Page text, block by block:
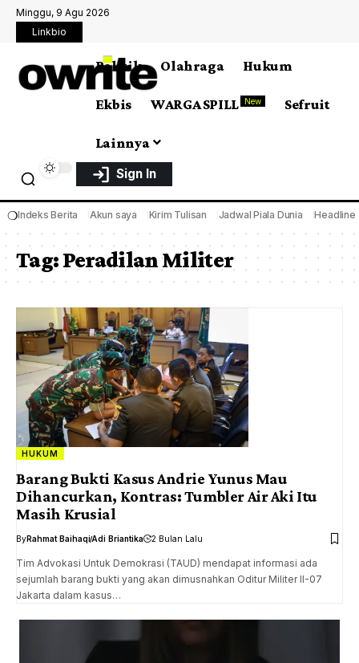
Minggu, 9 Agu 2026
Linkbio
Politik Olahraga Hukum
Ekbis WARGA SPILL New Sefruit
Lainnya
Sign In
❍Indeks Berita Akun saya Kirim Tulisan Jadwal Piala Dunia Headline
Tag:Peradilan Militer
HUKUM
Barang Bukti Kasus Andrie Yunus Mau
Dihancurkan, Kontras: Tumbler Air Aki Itu
Masih Krusial
ByRahmat BaihaqiAdi Briantika 2 Bulan Lalu
Tim Advokasi Untuk Demokrasi (TAUD) mendapat informasi ada
sejumlah barang bukti yang akan dimusnahkan Oditur Militer II-07
Jakarta dalam kasus…